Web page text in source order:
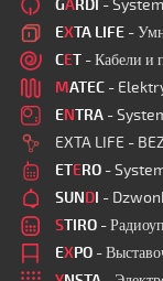
GARDI -
EXTA LIFE -
CET - Кабели и
MATEC -
ENTRA -
EXTA LIFE -
ETERO -
SUNDI -
STIRO -
EXPO -